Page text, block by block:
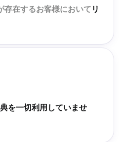
存在するお客様において リ
を一切利用していませ